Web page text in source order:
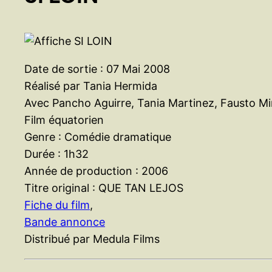
Date de sortie : 07 Mai 2008
Réalisé par Tania Hermida
Avec Pancho Aguirre, Tania Martinez, Fausto
Film équatorien
Genre : Comédie dramatique
Durée : 1h32
Année de production : 2006
Titre original : QUE TAN LEJOS
Fiche du film,
Bande annonce
Distribué par Medula Films